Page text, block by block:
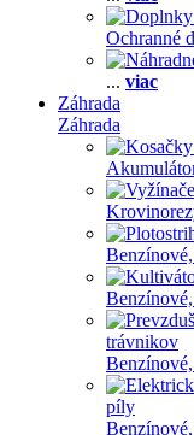
Ochranné
... viac
Záhrada
Záhrada
Benzínové,
Benzínové,
trávnikov
Benzínové,
píly
Benzínové,